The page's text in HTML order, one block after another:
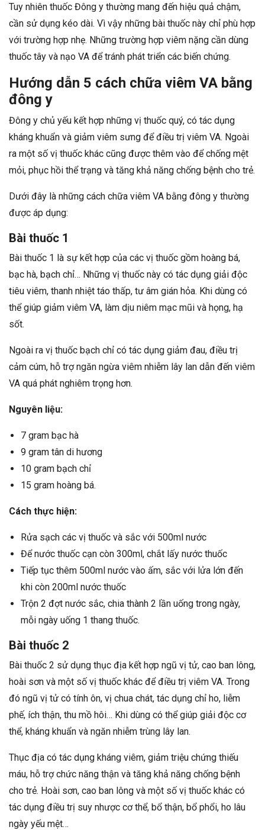
Tuy nhiên thuốc Đông y thường mang đến hiệu quả chậm,
cần sử dụng kéo dài. Vì vậy những bài thuốc này chỉ phù hợp
với trường hợp nhẹ. Những trường hợp viêm nặng cần dùng
thuốc tây và nạo VA để tránh phát triển các biến chứng.
Hướng dẫn 5 cách chữa viêm VA bằng
đông y
Đông y chủ yếu kết hợp những vị thuốc quý, có tác dụng
kháng khuẩn và giảm viêm sưng để điều trị viêm VA. Ngoài
ra một số vị thuốc khác cũng được thêm vào để chống mệt
mỏi, phục hồi thể trạng và tăng khả năng chống bệnh cho trẻ.
Dưới đây là những cách chữa viêm VA bằng đông y thường
được áp dụng:
Bài thuốc 1
Bài thuốc 1 là sự kết hợp của các vị thuốc gồm hoàng bá,
bạc hà, bạch chỉ… Những vị thuốc này có tác dụng giải độc
tiêu viêm, thanh nhiệt táo thấp, tư âm gián hỏa. Khi dùng có
thể giúp giảm viêm VA, làm dịu niêm mạc mũi và họng, hạ
sốt.
Ngoài ra vị thuốc bạch chỉ có tác dụng giảm đau, điều trị
cảm cúm, hỗ trợ ngăn ngừa viêm nhiễm lây lan dẫn đến viêm
VA quá phát nghiêm trọng hơn.
Nguyên liệu:
7 gram bạc hà
9 gram tân di hương
10 gram bạch chỉ
15 gram hoàng bá.
Cách thực hiện:
Rửa sạch các vị thuốc và sắc với 500ml nước
Để nước thuốc cạn còn 300ml, chắt lấy nước thuốc
Tiếp tục thêm 500ml nước vào ấm, sắc với lửa lớn đến
khi còn 200ml nước thuốc
Trộn 2 đợt nước sắc, chia thành 2 lần uống trong ngày,
mỗi ngày uống 1 thang thuốc.
Bài thuốc 2
Bài thuốc 2 sử dụng thục địa kết hợp ngũ vị tử, cao ban lông,
hoài sơn và một số vị thuốc khác để điều trị viêm VA. Trong
đó ngũ vị tử có tính ôn, vị chua chát, tác dụng chỉ ho, liễm
phế, ích thận, thu mồ hôi… Khi dùng có thể giúp giải độc cơ
thể, kháng khuẩn và ngăn nhiễm trùng lây lan.
Thục địa có tác dụng kháng viêm, giảm triệu chứng thiếu
máu, hỗ trợ chức năng thận và tăng khả năng chống bệnh
cho trẻ. Hoài sơn, cao ban lông và một số vị thuốc khác có
tác dụng điều trị suy nhược cơ thể, bổ thận, bổ phổi, ho lâu
ngày yếu mệt…